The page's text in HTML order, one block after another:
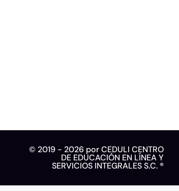
© 2019 - 2026 por CEDULI CENTRO
DE EDUCACIÓN EN LÍNEA Y
SERVICIOS INTEGRALES S.C. ®